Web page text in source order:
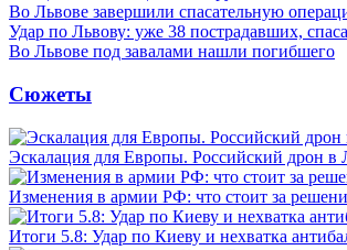
Во Львове завершили спасательную
Удар по Львову: уже 38 пострадавших,
Во Львове под завалами нашли погибшего
Сюжеты
Эскалация для Европы. Российский дрон в
Изменения в армии РФ: что стоит за
Итоги 5.8: Удар по Киеву и нехватка